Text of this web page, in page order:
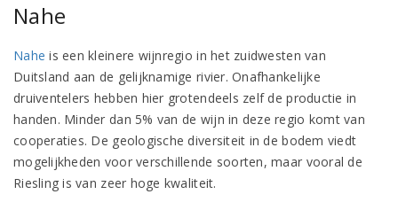
Nahe
Nahe is een kleinere wijnregio in het zuidwesten van
Duitsland aan de gelijknamige rivier. Onafhankelijke
druiventelers hebben hier grotendeels zelf de productie in
handen. Minder dan 5% van de wijn in deze regio komt van
cooperaties. De geologische diversiteit in de bodem viedt
mogelijkheden voor verschillende soorten, maar vooral de
Riesling is van zeer hoge kwaliteit.